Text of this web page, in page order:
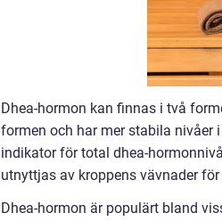
Dhea-hormon kan finnas i två
formen och har mer stabila nivåer
indikator för total dhea-
utnyttjas av kroppens vävnader
Dhea-hormon är populärt bland